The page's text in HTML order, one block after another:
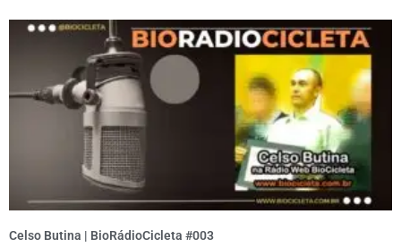
Celso Butina | BioRádioCicleta #003